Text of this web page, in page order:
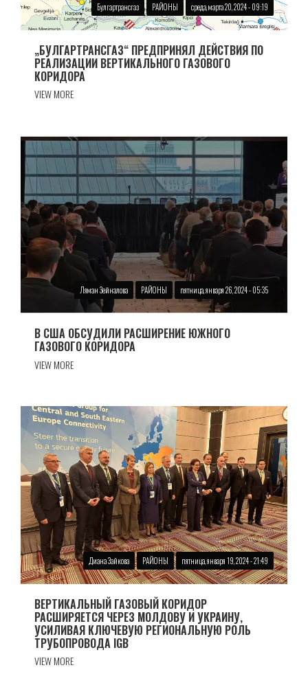
Булгартрансгаз РАЙОНЫ среда, марта 20, 2024 - 09:19
„БУЛГАРТРАНСГАЗ“ ПРЕДПРИНЯЛ ДЕЙСТВИЯ ПО
РЕАЛИЗАЦИИ ВЕРТИКАЛЬНОГО ГАЗОВОГО
КОРИДОРА
VIEW MORE
Ляман Зейналова РАЙОНЫ пятница, января 26, 2024 - 05:35
В США ОБСУДИЛИ РАСШИРЕНИЕ ЮЖНОГО
ГАЗОВОГО КОРИДОРА
VIEW MORE
Диана Зайкова РАЙОНЫ пятница, января 19, 2024 - 21:49
ВЕРТИКАЛЬНЫЙ ГАЗОВЫЙ КОРИДОР
РАСШИРЯЕТСЯ ЧЕРЕЗ МОЛДОВУ И УКРАИНУ,
УСИЛИВАЯ КЛЮЧЕВУЮ РЕГИОНАЛЬНУЮ РОЛЬ
ТРУБОПРОВОДА IGB
VIEW MORE